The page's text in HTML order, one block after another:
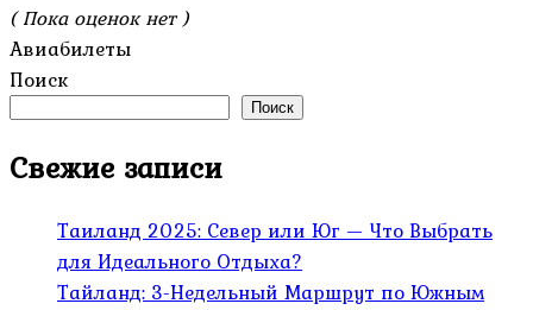
( Пока оценок нет )
Авиабилеты
Поиск
Поиск
Свежие записи
Таиланд 2025: Север или Юг — Что Выбрать
для Идеального Отдыха?
Тайланд: 3-Недельный Маршрут по Южным